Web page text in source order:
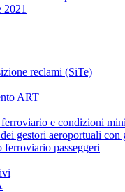
2021
reclami (SiTe)
ART
e condizioni
gestori aeroportuali con
passeggeri